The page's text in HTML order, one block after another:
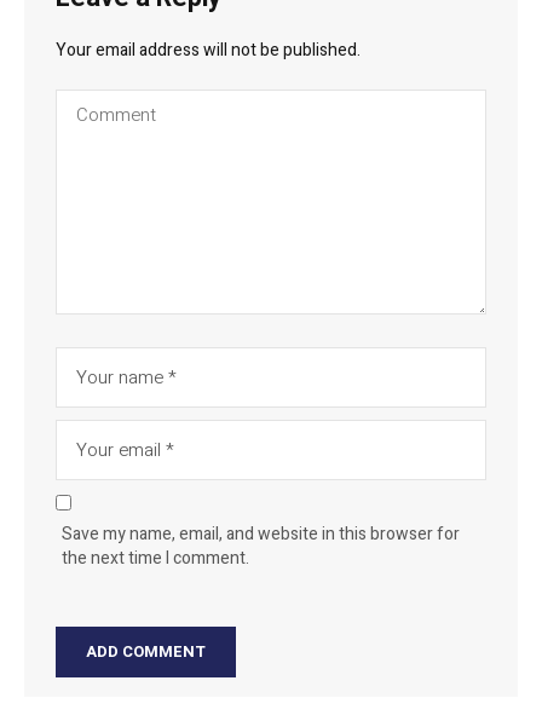
Your email address will not be published.
Save my name, email, and website in this browser for
the next time I comment.